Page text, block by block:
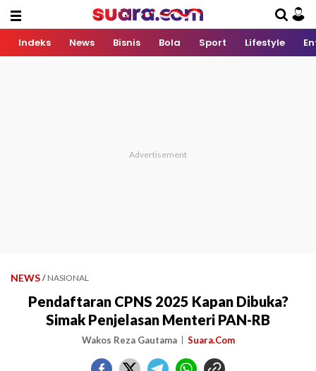
Indeks News Bisnis Bola Sport Lifestyle
NEWS / NASIONAL
Pendaftaran CPNS 2025 Kapan Dibuka?
Simak Penjelasan Menteri PAN-RB
Wakos Reza Gautama Suara.Com